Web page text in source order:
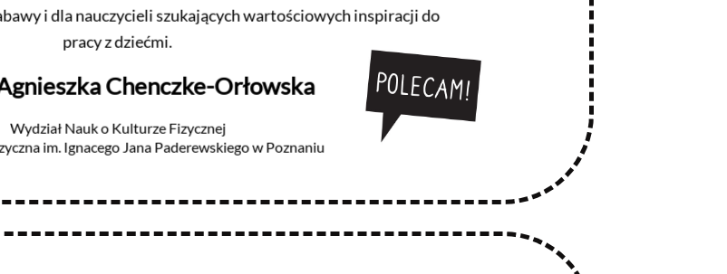
i dla nauczycieli szukających wartościowych inspiracji do
pracy z dziećmi.
Chenczke-Orłowska
Wydział Nauk o Kulturze Fizycznej
im. Ignacego Jana Paderewskiego w Poznaniu